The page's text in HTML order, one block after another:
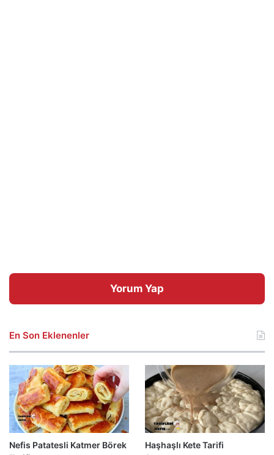
Yorum Yap
En Son Eklenenler
Nefis Patatesli Katmer Börek
Haşhaşlı Kete Tarifi